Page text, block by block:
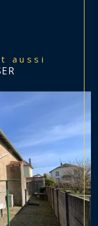
aussi